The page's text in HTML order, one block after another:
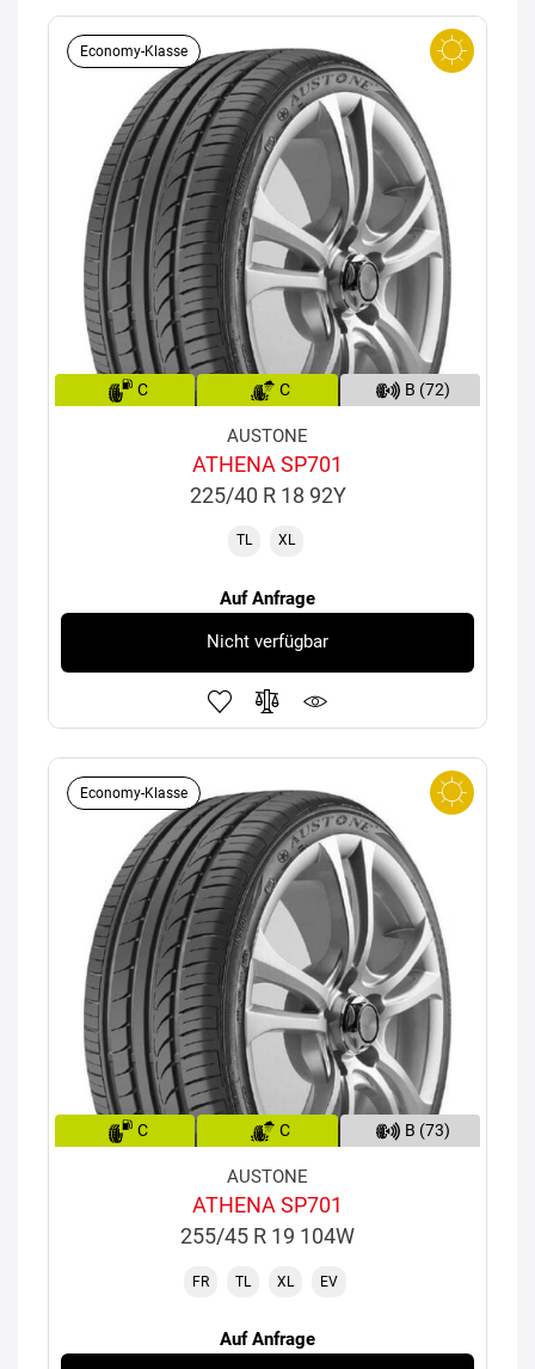
Economy-Klasse
C C B (72)
AUSTONE
ATHENA SP701
225/40 R 18 92Y
TL XL
Auf Anfrage
Nicht verfügbar
Economy-Klasse
C C B (73)
AUSTONE
ATHENA SP701
255/45 R 19 104W
FR TL XL EV
Auf Anfrage